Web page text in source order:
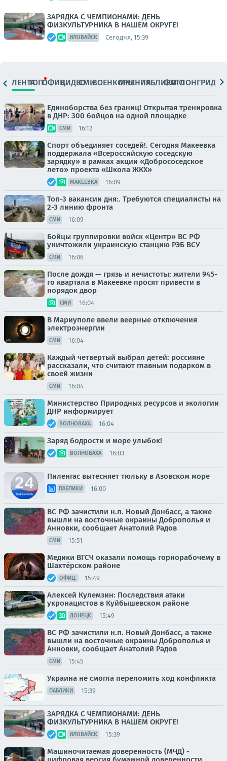
ЗАРЯДКА С ЧЕМПИОНАМИ: ДЕНЬ
ФИЗКУЛЬТУРНИКА В НАШЕМ ОКРУГЕ!
ИЛОВАЙСК Сегодня, 15:39
ЛЕНТАТОПОФИЦ.ВИДЕОСМИВОЕНКОРЫМНЕНИЯПАБЛИКИ
ФОТОЛОНГРИДЫ
Единоборства без границ! Открытая тренировка
в ДНР: 300 бойцов на одной площадке
СМИ 16:12
Спорт объединяет соседей!. Сегодня Макеевка
поддержала «Всероссийскую соседскую
зарядку» в рамках акции «Добрососедское
лето» проекта «Школа ЖКХ»
МАКЕЕВКА 16:09
Топ-3 вакансии дня:. Требуются специалисты на
2-3 линию фронта
СМИ 16:09
Бойцы группировки войск «Центр» ВС РФ
уничтожили украинскую станцию РЭБ ВСУ
СМИ 16:06
После дождя — грязь и нечистоты: жители 945-
го квартала в Макеевке просят привести в
порядок двор
СМИ 16:04
В Мариуполе ввели веерные отключения
электроэнергии
СМИ 16:04
Каждый четвертый выбрал детей: россияне
рассказали, что считают главным подарком в
своей жизни
СМИ 16:04
Министерство Природных ресурсов и экологии
ДНР информирует
ВОЛНОВАХА 16:04
Заряд бодрости и море улыбок!
ВОЛНОВАХА 16:03
Пиленгас вытесняет тюльку в Азовском море
ПАБЛИКИ 16:00
ВС РФ зачистили н.п. Новый Донбасс, а также
вышли на восточные окраины Доброполья и
Анновки, сообщает Анатолий Радов
СМИ 15:51
Медики ВГСЧ оказали помощь горнорабочему в
Шахтёрском районе
ОФИЦ. 15:49
Алексей Кулемзин: Последствия атаки
укронацистов в Куйбышевском районе
ДОНЕЦК 15:49
ВС РФ зачистили н.п. Новый Донбасс, а также
вышли на восточные окраины Доброполья и
Анновки, сообщает Анатолий Радов
СМИ 15:45
Украина не смогла переломить ход конфликта
ПАБЛИКИ 15:39
ЗАРЯДКА С ЧЕМПИОНАМИ: ДЕНЬ
ФИЗКУЛЬТУРНИКА В НАШЕМ ОКРУГЕ!
ИЛОВАЙСК 15:39
Машиночитаемая доверенность (МЧД) -